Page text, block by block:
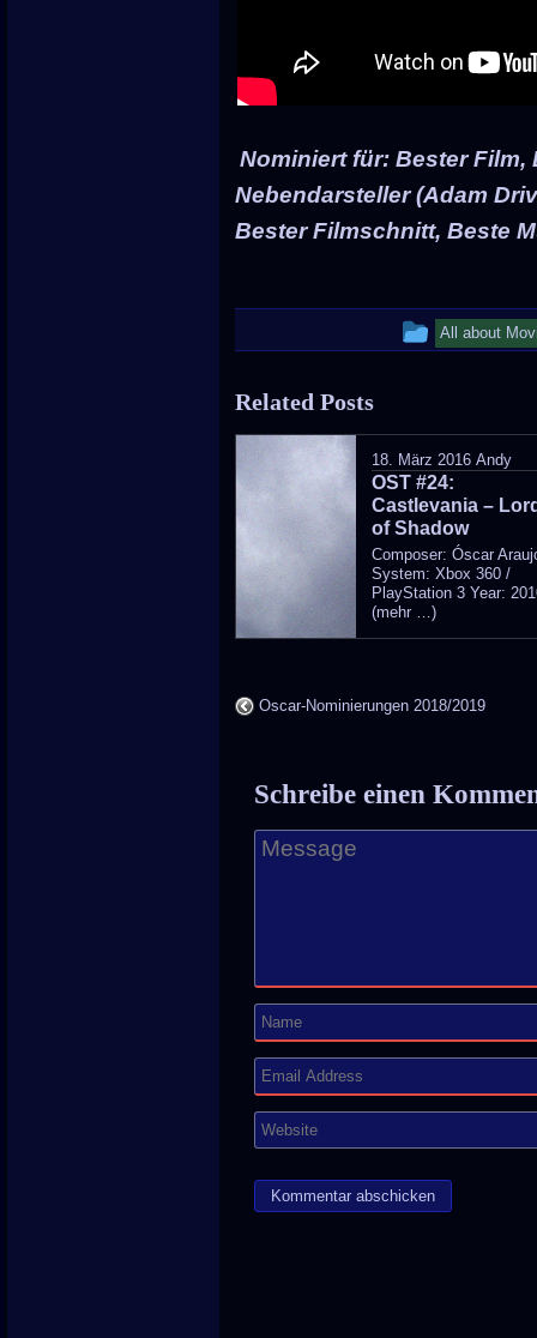
Nominiert für: Bester Film,
Nebendarsteller (Adam
Bester Filmschnitt, Beste
This
posted
in
All about
Related Posts
18. März 2016 Andy
OST #24:
Castlevania –
of Shadow
Composer: Óscar
System: Xbox 360 /
PlayStation 3 Year:
(mehr …)
Oscar-Nominierungen 2018/2019
Schreibe einen